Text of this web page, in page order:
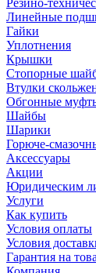
Линейные
Гайки
Уплотнения
Крышки
Стопорные
Втулки
Обгонные
Шайбы
Шарики
Горюче-
Аксессуары
Акции
Юридическим
Услуги
Как купить
Условия оплаты
Условия
Гарантия на